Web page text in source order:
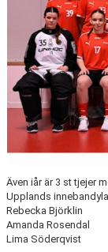
STARTA ETT LAG
Även iår är 3 st tjejer
Upplands
Rebecka Björklin
Amanda Rosendal
Lima Söderqvist